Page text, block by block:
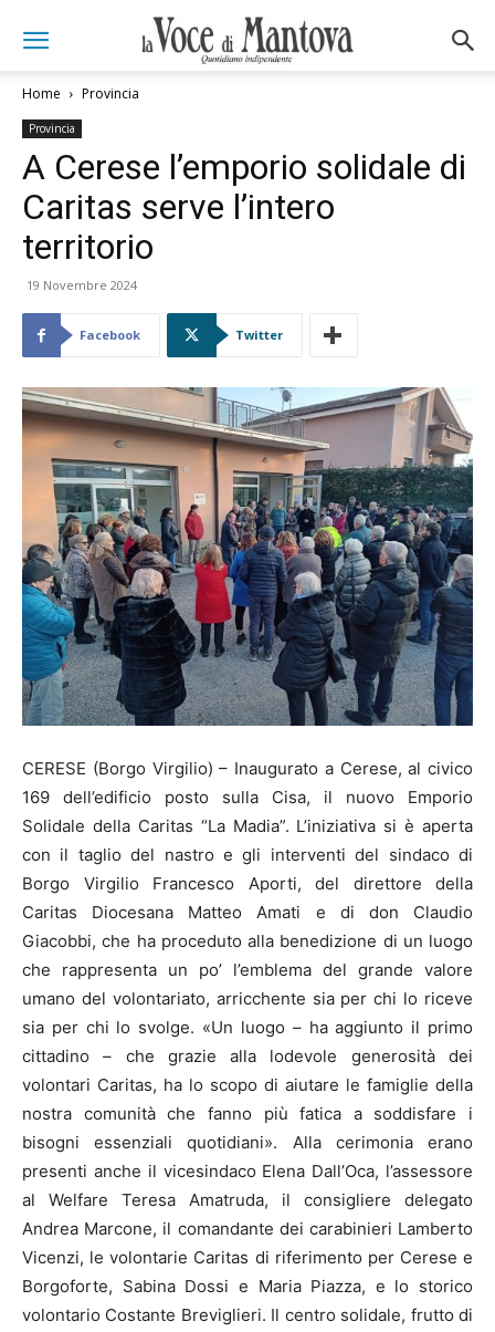
Home Provincia
Provincia
A Cerese l’emporio solidale di
Caritas serve l’intero
territorio
19 Novembre 2024
Facebook Twitter
CERESE (Borgo Virgilio) – Inaugurato a Cerese, al civico
169 dell’edificio posto sulla Cisa, il nuovo Emporio
Solidale della Caritas “La Madia”. L’iniziativa si è aperta
con il taglio del nastro e gli interventi del sindaco di
Borgo Virgilio Francesco Aporti, del direttore della
Caritas Diocesana Matteo Amati e di don Claudio
Giacobbi, che ha proceduto alla benedizione di un luogo
che rappresenta un po’ l’emblema del grande valore
umano del volontariato, arricchente sia per chi lo riceve
sia per chi lo svolge. «Un luogo – ha aggiunto il primo
cittadino – che grazie alla lodevole generosità dei
volontari Caritas, ha lo scopo di aiutare le famiglie della
nostra comunità che fanno più fatica a soddisfare i
bisogni essenziali quotidiani». Alla cerimonia erano
presenti anche il vicesindaco Elena Dall’Oca, l’assessore
al Welfare Teresa Amatruda, il consigliere delegato
Andrea Marcone, il comandante dei carabinieri Lamberto
Vicenzi, le volontarie Caritas di riferimento per Cerese e
Borgoforte, Sabina Dossi e Maria Piazza, e lo storico
volontario Costante Breviglieri. Il centro solidale, frutto di